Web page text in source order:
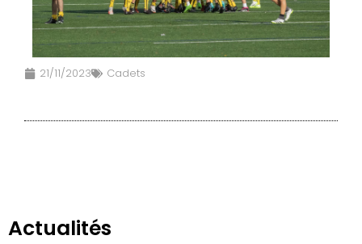
21/11/2023 Cadets
Actualités